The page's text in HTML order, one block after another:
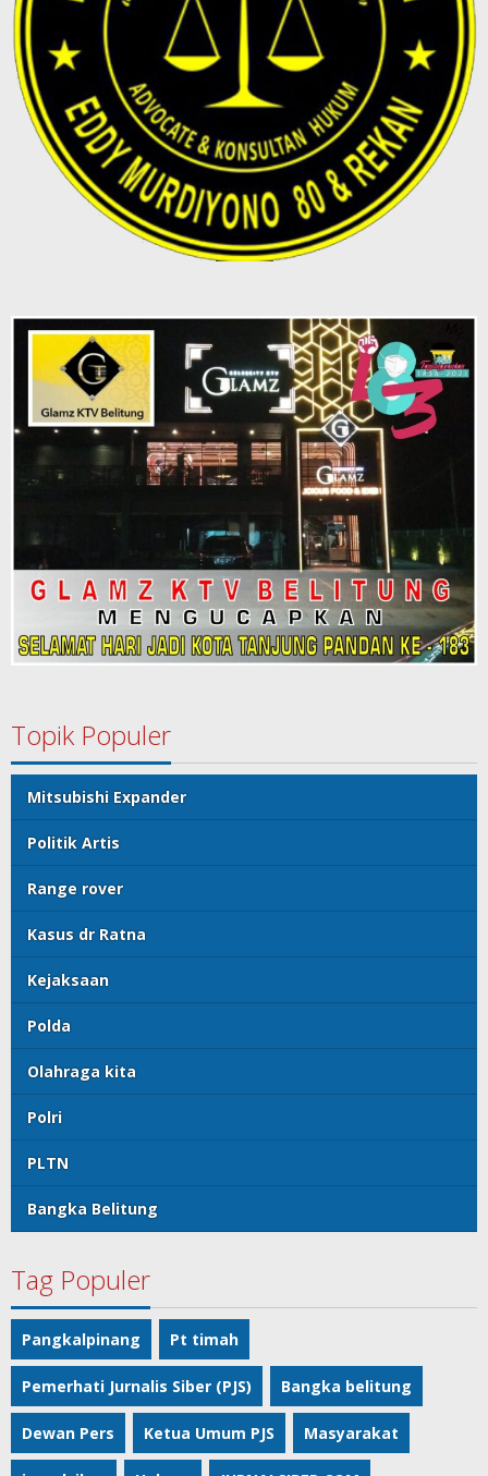
Topik Populer
Mitsubishi Expander
Politik Artis
Range rover
Kasus dr Ratna
Kejaksaan
Polda
Olahraga kita
Polri
PLTN
Bangka Belitung
Tag Populer
Pangkalpinang Pt timah
Pemerhati Jurnalis Siber (PJS) Bangka belitung
Dewan Pers Ketua Umum PJS Masyarakat